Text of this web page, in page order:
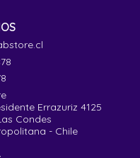
Errazuriz 4125
Condes
- Chile